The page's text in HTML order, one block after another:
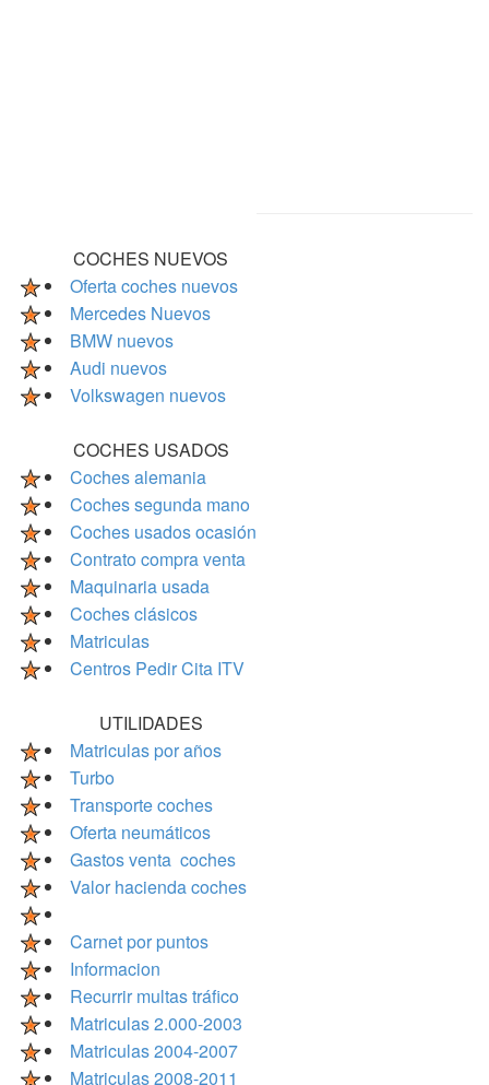
COCHES NUEVOS
Oferta coches nuevos
Mercedes Nuevos
BMW nuevos
Audi nuevos
Volkswagen nuevos
COCHES USADOS
Coches alemania
Coches segunda mano
Coches usados ocasión
Contrato compra venta
Maquinaria usada
Coches clásicos
Matriculas
Centros Pedir Cita ITV
UTILIDADES
Matriculas por años
Turbo
Transporte coches
Oferta neumáticos
Gastos venta coches
Valor hacienda coches
Carnet por puntos
Informacion
Recurrir multas tráfico
Matriculas 2.000-2003
Matriculas 2004-2007
Matriculas 2008-2011